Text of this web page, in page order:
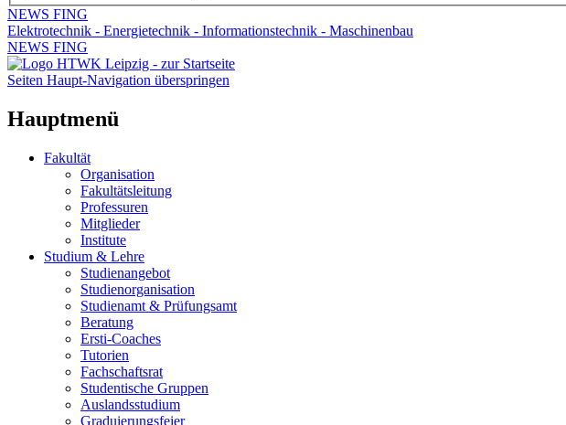
NEWS FING
Elektrotechnik - Energietechnik - Informationstechnik - Maschinenbau
NEWS FING
Seiten Haupt-Navigation überspringen
Hauptmenü
Fakultät
Organisation
Fakultätsleitung
Professuren
Mitglieder
Institute
Studium & Lehre
Studienangebot
Studienorganisation
Studienamt & Prüfungsamt
Beratung
Ersti-Coaches
Tutorien
Fachschaftsrat
Studentische Gruppen
Auslandsstudium
Graduierungsfeier